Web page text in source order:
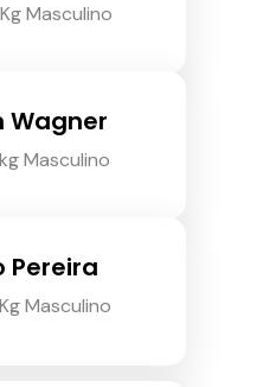
Masculino
Wagner
Masculino
Pereira
Masculino